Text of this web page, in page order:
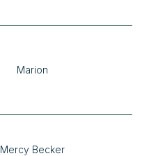
Marion
Mercy Becker